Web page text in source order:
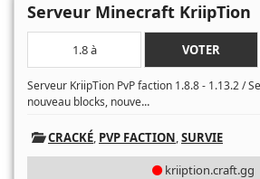
Serveur Minecraft KriipTion
1.8 à VOTER
Serveur KriipTion PvP faction 1.8.8 - 1.13.2 /
nouveau blocks, nouve...
CRACKÉ, PVP FACTION,SURVIE
kriiption.craft.gg